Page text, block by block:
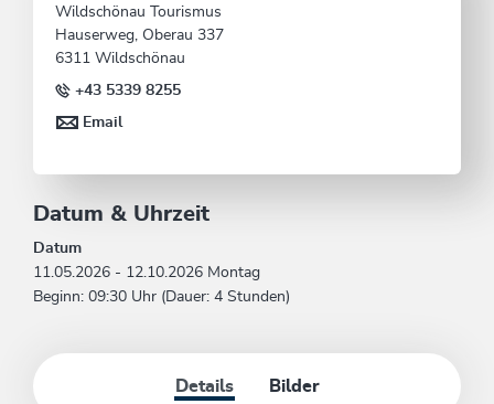
Datum & Uhrzeit
Datum
11.05.2026 - 12.10.2026 Montag
Beginn: 09:30 Uhr (Dauer: 4 Stunden)
Details Bilder
Wildschönau Tourismus
Hauserweg, Oberau 337
6311 Wildschönau
+43 5339 8255
Email